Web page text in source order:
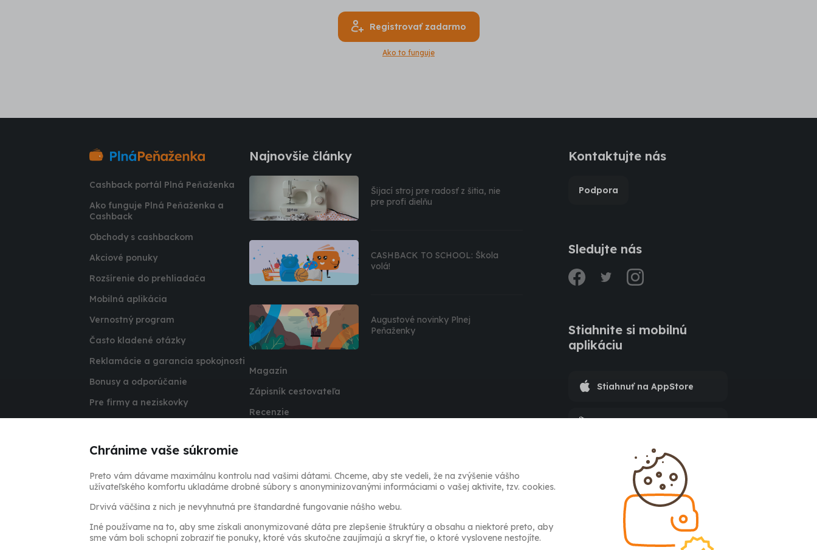
Registrovať zadarmo
Ako to funguje
Cashback portál Plná Peňaženka
Ako funguje Plná Peňaženka a
Cashback
Obchody s cashbackom
Akciové ponuky
Rozšírenie do prehliadača
Mobilná aplikácia
Vernostný program
Často kladené otázky
Reklamácie a garancia spokojnosti
Bonusy a odporúčanie
Pre firmy a neziskovky
Kariéra
Miliónová súťaž
Najnovšie články
Šijací stroj pre radosť z šitia, nie
pre profi dielňu
CASHBACK TO SCHOOL: Škola
volá!
Augustové novinky Plnej
Peňaženky
Magazín
Zápisník cestovateľa
Recenzie
Tipy a odporučenia
AliExpress
Kontaktujte nás
Podpora
Sledujte nás
facebook
twitterinstagram
Stiahnite si mobilnú
aplikáciu
Stiahnuť na AppStore
Chránime vaše súkromie
Preto vám dávame maximálnu kontrolu nad vašimi dátami. Chceme, aby ste vedeli, že na zvýšenie vášho
užívateľského komfortu ukladáme drobné súbory s anonyminizovanými informáciami o vašej aktivite, tzv. cookies.
Drvivá väčšina z nich je nevyhnutná pre štandardné fungovanie nášho webu.
Iné používame na to, aby sme získali anonymizované dáta pre zlepšenie štruktúry a obsahu a niektoré preto, aby
sme vám boli schopní zobraziť tie ponuky, ktoré vás skutočne zaujímajú a skryť tie, o ktoré vyslovene nestojíte.